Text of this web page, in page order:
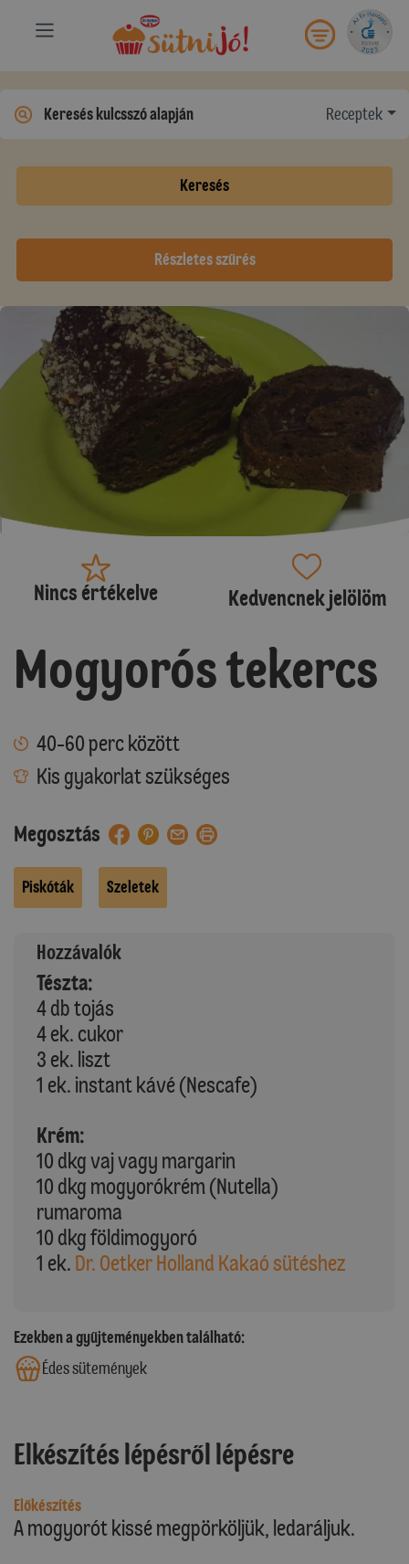
Receptek
Keresés
Részletes szűrés
Nincs értékelve Kedvencnek jelölöm
Mogyorós tekercs
40-60 perc között
Kis gyakorlat szükséges
Megosztás
Piskóták Szeletek
Hozzávalók
Tészta:
4 db tojás
4 ek. cukor
3 ek. liszt
1 ek. instant kávé (Nescafe)
Krém:
10 dkg vaj vagy margarin
10 dkg mogyorókrém (Nutella)
rumaroma
10 dkg földimogyoró
1 ek. Dr. Oetker Holland Kakaó sütéshez
Ezekben a gyűjteményekben található:
Édes sütemények
Elkészítés lépésről lépésre
Előkészítés
A mogyorót kissé megpörköljük, ledaráljuk.